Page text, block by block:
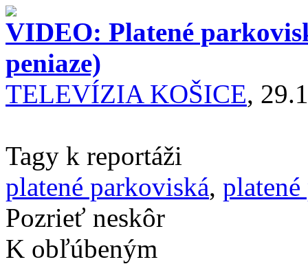
VIDEO: Platené
peniaze)
TELEVÍZIA KOŠICE,
Tagy k reportáži
platené parkoviská,
Pozrieť neskôr
K obľúbeným